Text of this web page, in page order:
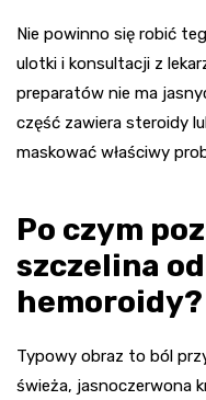
Nie powinno się robić
ulotki i konsultacji z
preparatów nie ma
część zawiera steroidy
maskować właściwy
Po czym
szczelina
hemoroidy?
Typowy obraz to ból
świeża, jasnoczerwona